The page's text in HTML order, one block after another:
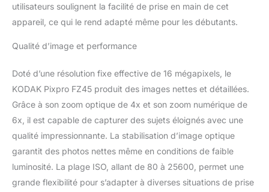
INCLINABLE - L'écran
LCD de 2,7 pouces de
incliné pour faciliter la
prises de vue, même
dans des angles
STABLISATEUR OPTIQUE
- L'appareil photo Kodak
Pixpro FZ45 dispose
d'un mode de
stabilisateur optique,
pour vous permettre de
créer des images nettes
utilisateurs soulignent la facilité de prise en main de cet
appareil, ce qui le rend adapté même pour les débutants.
Qualité d’image et performance
Doté d’une résolution fixe effective de 16 mégapixels, le
KODAK Pixpro FZ45 produit des images nettes et détaillées.
Grâce à son zoom optique de 4x et son zoom numérique de
6x, il est capable de capturer des sujets éloignés avec une
qualité impressionnante. La stabilisation d’image optique
garantit des photos nettes même en conditions de faible
luminosité. La plage ISO, allant de 80 à 25600, permet une
grande flexibilité pour s’adapter à diverses situations de prise